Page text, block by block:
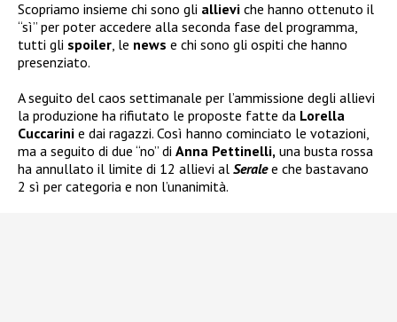
Scopriamo insieme chi sono gli allievi che hanno ottenuto il
“sì” per poter accedere alla seconda fase del programma,
tutti gli spoiler, le news e chi sono gli ospiti che hanno
presenziato.
A seguito del caos settimanale per l’ammissione degli allievi
la produzione ha rifiutato le proposte fatte da Lorella
Cuccarini e dai ragazzi. Così hanno cominciato le votazioni,
ma a seguito di due “no” di Anna Pettinelli, una busta rossa
ha annullato il limite di 12 allievi al Seralee che bastavano
2 sì per categoria e non l’unanimità.